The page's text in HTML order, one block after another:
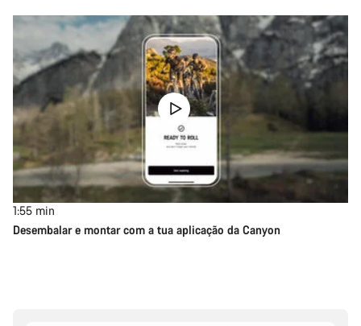
1:55 min
Desembalar e montar com a tua aplicação da Canyon